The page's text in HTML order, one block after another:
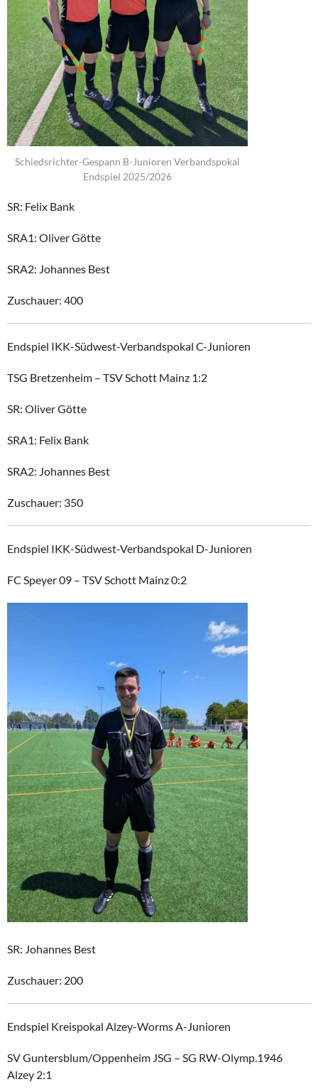
Schiedsrichter-Gespann B-Junioren Verbandspokal
Endspiel 2025/2026
SR: Felix Bank
SRA1: Oliver Götte
SRA2: Johannes Best
Zuschauer: 400
Endspiel IKK-Südwest-Verbandspokal C-Junioren
TSG Bretzenheim – TSV Schott Mainz 1:2
SR: Oliver Götte
SRA1: Felix Bank
SRA2: Johannes Best
Zuschauer: 350
Endspiel IKK-Südwest-Verbandspokal D-Junioren
FC Speyer 09 – TSV Schott Mainz 0:2
SR: Johannes Best
Zuschauer: 200
Endspiel Kreispokal Alzey-Worms A-Junioren
SV Guntersblum/Oppenheim JSG – SG RW-Olymp.1946
Alzey 2:1